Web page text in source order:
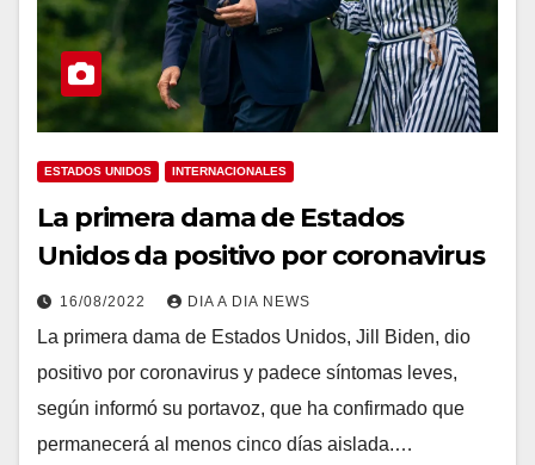
ESTADOS UNIDOS INTERNACIONALES
La primera dama de Estados
Unidos da positivo por coronavirus
16/08/2022 DIA A DIA NEWS
La primera dama de Estados Unidos, Jill Biden, dio
positivo por coronavirus y padece síntomas leves,
según informó su portavoz, que ha confirmado que
permanecerá al menos cinco días aislada.…